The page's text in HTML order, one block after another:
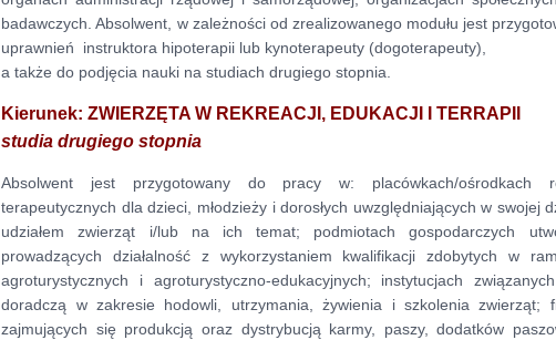
badawczych. Absolwent, w zależności od zrealizowanego modułu jest
uprawnień instruktora hipoterapii lub kynoterapeuty (dogoterapeuty),
a także do podjęcia nauki na studiach drugiego stopnia.
Kierunek: ZWIERZĘTA W REKREACJI, EDUKACJI I TERRAPII
studia drugiego stopnia
Absolwent jest przygotowany do pracy w: placówkach/ośrodkach
terapeutycznych dla dzieci, młodzieży i dorosłych uwzględniających w swojej
udziałem zwierząt i/lub na ich temat; podmiotach gospodarczych
prowadzących działalność z wykorzystaniem kwalifikacji zdobytych w
agroturystycznych i agroturystyczno-edukacyjnych; instytucjach
doradczą w zakresie hodowli, utrzymania, żywienia i szkolenia zwierząt;
zajmujących się produkcją oraz dystrybucją karmy, paszy, dodatków